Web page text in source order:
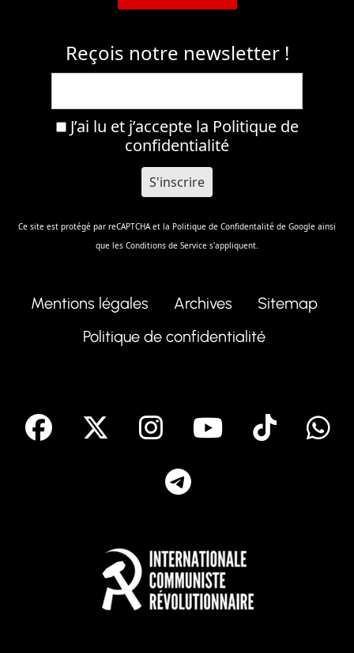
Reçois notre newsletter !
J’ai lu et j’accepte la Politique de
confidentialité
Ce site est protégé par reCAPTCHA et la Politique de Confidentalité de Google ainsi
que les Conditions de Service s'appliquent.
Mentions légales Archives
Sitemap
Politique de confidentialité
facebook Instagram
Youtube
Tik